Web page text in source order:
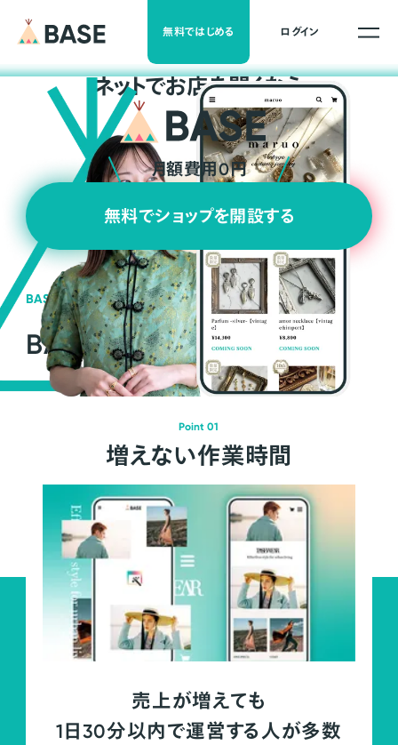
無料ではじめる ログイン
ネットでお店を開くなら
月額費用0円
無料でショップを開設する
BASEの強み
BASEが強い3つの理由
Point 01
増えない作業時間
売上が増えても
1日30分以内で運営する人が多数